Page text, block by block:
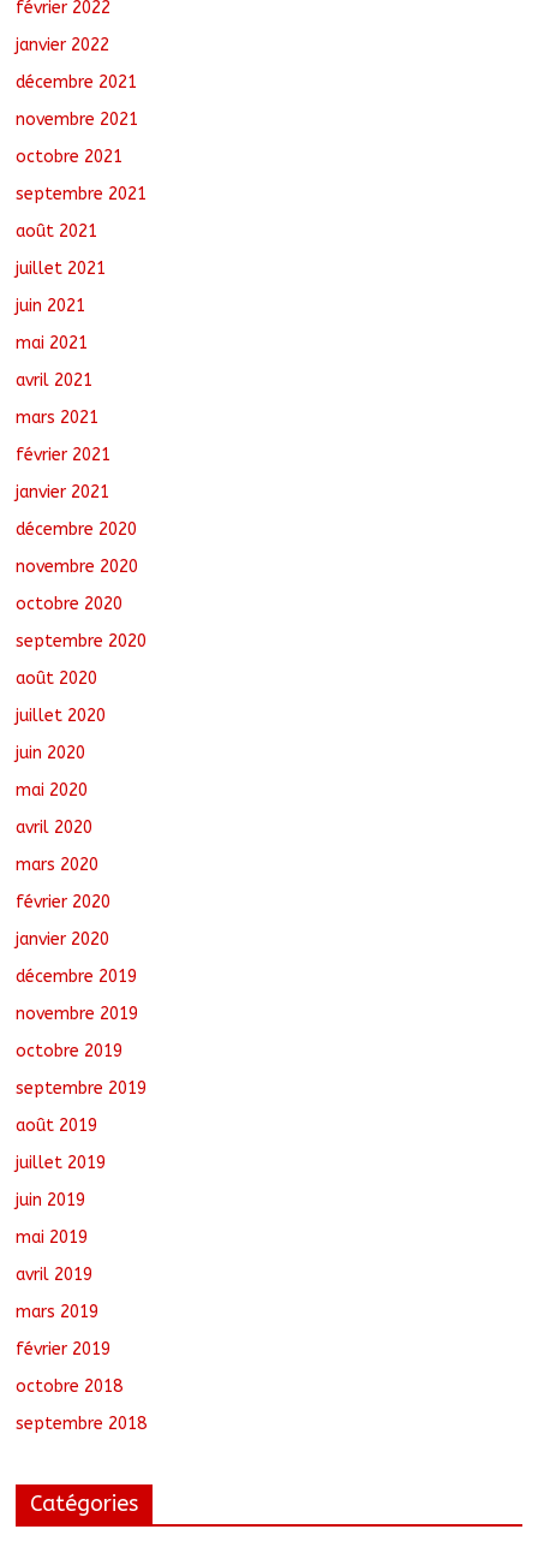
février 2022
janvier 2022
décembre 2021
novembre 2021
octobre 2021
septembre 2021
août 2021
juillet 2021
juin 2021
mai 2021
avril 2021
mars 2021
février 2021
janvier 2021
décembre 2020
novembre 2020
octobre 2020
septembre 2020
août 2020
juillet 2020
juin 2020
mai 2020
avril 2020
mars 2020
février 2020
janvier 2020
décembre 2019
novembre 2019
octobre 2019
septembre 2019
août 2019
juillet 2019
juin 2019
mai 2019
avril 2019
mars 2019
février 2019
octobre 2018
septembre 2018
Catégories